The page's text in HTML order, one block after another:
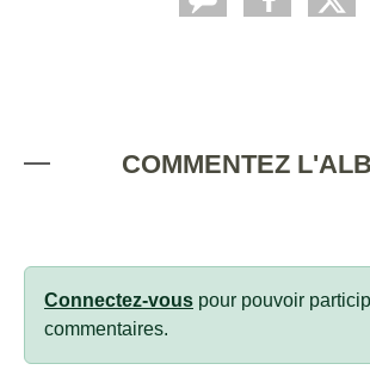
COMMENTEZ
Connectez-vous pour pouvoir
commentaires.